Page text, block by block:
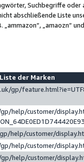
Suchbegriffe
abschließende Liste
„amaozn“
der Marken
gp/
help/customer/
help/customer/
help/customer/
help/customer/